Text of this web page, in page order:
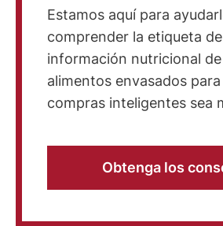
Estamos aquí para
comprender la etiqueta de
información nutricional
alimentos envasados
compras inteligentes sea
Obtenga los